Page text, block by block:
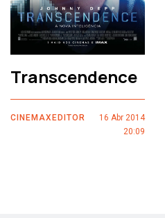
Transcendence
CINEMAXEDITOR
16 Abr 2014
20:09